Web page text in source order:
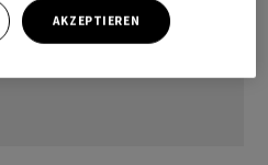
AKZEPTIEREN